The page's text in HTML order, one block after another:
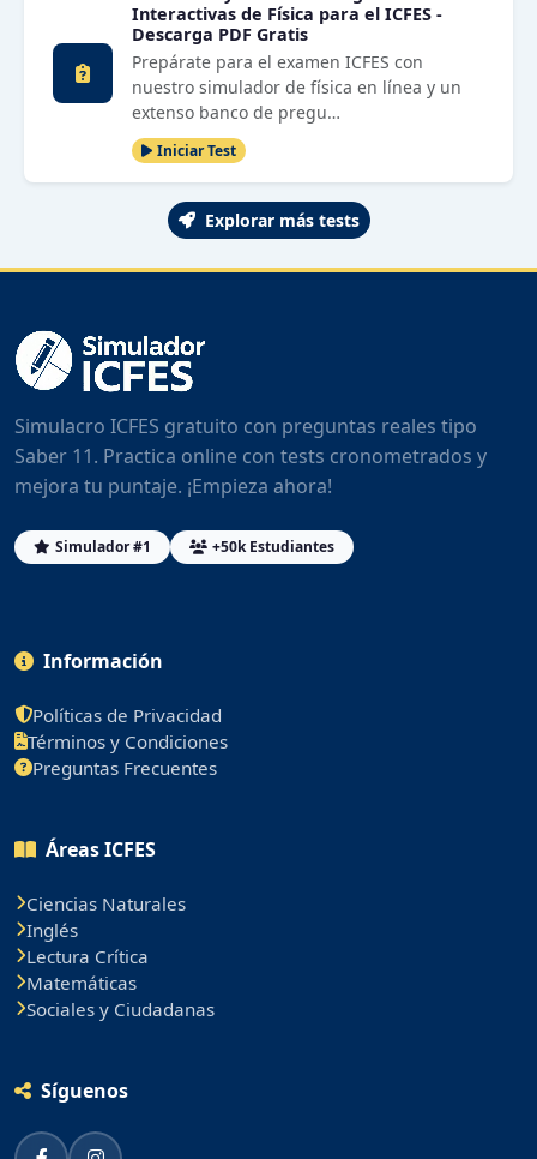
Interactivas de Física para el ICFES -
Descarga PDF Gratis
Prepárate para el examen ICFES con
nuestro simulador de física en línea y un
extenso banco de pregu…
Iniciar Test
Explorar más tests
Simulacro ICFES gratuito con preguntas reales tipo
Saber 11. Practica online con tests cronometrados y
mejora tu puntaje. ¡Empieza ahora!
Simulador #1 +50k Estudiantes
Información
Políticas de Privacidad
Términos y Condiciones
Preguntas Frecuentes
Áreas ICFES
Ciencias Naturales
Inglés
Lectura Crítica
Matemáticas
Sociales y Ciudadanas
Síguenos